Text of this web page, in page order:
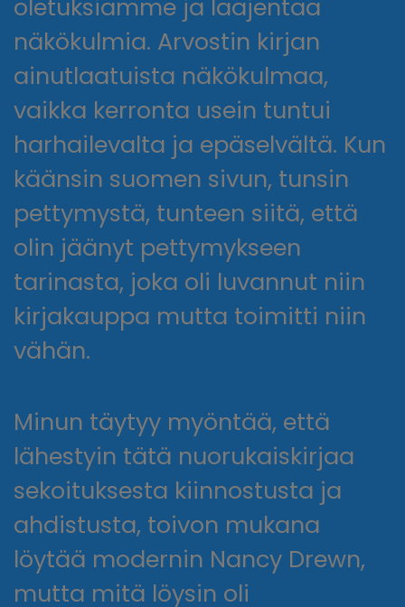
oletuksiamme ja laajentaa
näkökulmia. Arvostin kirjan
ainutlaatuista näkökulmaa,
vaikka kerronta usein tuntui
harhailevalta ja epäselvältä. Kun
käänsin suomen sivun, tunsin
pettymystä, tunteen siitä, että
olin jäänyt pettymykseen
tarinasta, joka oli luvannut niin
kirjakauppa mutta toimitti niin
vähän.
Minun täytyy myöntää, että
lähestyin tätä nuorukaiskirjaa
sekoituksesta kiinnostusta ja
ahdistusta, toivon mukana
löytää modernin Nancy Drewn,
mutta mitä löysin oli